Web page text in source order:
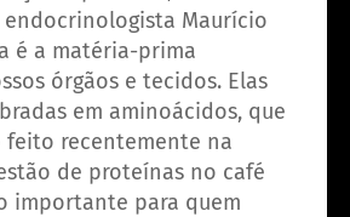
endocrinologista Maurício
é a matéria-prima
órgãos e tecidos. Elas
em aminoácidos, que
feito recentemente na
de proteínas no café
importante para quem